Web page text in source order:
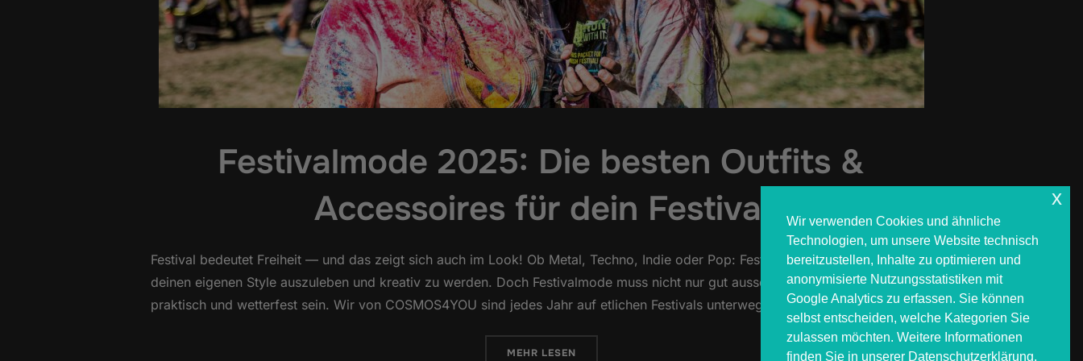
Festivalmode 2025: Die besten Outfits &
Accessoires für dein Festival
Festival bedeutet Freiheit — und das zeigt sich auch im Look! Ob Metal, Techno, Indie oder Pop: Festivals sind der perfekte Ort,
deinen eigenen Style auszuleben und kreativ zu werden. Doch Festivalmode muss nicht nur gut aussehen, sondern auch
praktisch und wetterfest sein. Wir von COSMOS4YOU sind jedes Jahr auf etlichen Festivals unterwegs und wissen …
MEHR ÜBER „FESTIVALMODE 2025: DIE BESTEN OUTFITS & ACCESSOIRES FÜR DEIN FESTIVAL“
LESEN
Wir verwenden Cookies und ähnliche
Technologien, um unsere Website technisch
bereitzustellen, Inhalte zu optimieren und
anonymisierte Nutzungsstatistiken mit
Google Analytics zu erfassen. Sie können
selbst entscheiden, welche Kategorien Sie
zulassen möchten. Weitere Informationen
finden Sie in unserer Datenschutzerklärung.
x